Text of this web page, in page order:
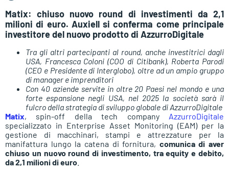
Matix: chiuso nuovo round di investimenti da 2,1
milioni di euro. Auxiell si conferma come principale
investitore del nuovo prodotto di AzzurroDigitale
Tra gli altri partecipanti al round, anche investitrici dagli
USA, Francesca Coloni (COO di Citibank), Roberta Parodi
(CEO e Presidente di Interglobo), oltre ad un ampio gruppo
di manager e imprenditori
Con 40 aziende servite in oltre 20 Paesi nel mondo e una
forte espansione negli USA, nel 2025 la società sarà il
fulcro della strategia di sviluppo globale di AzzurroDigitale
Matix, spin-off della tech company AzzurroDigitale
specializzato in Enterprise Asset Monitoring (EAM) per la
gestione di macchinari, stampi e attrezzature per la
manifattura lungo la catena di fornitura, comunica di aver
chiuso un nuovo round di investimento, tra equity e debito,
da 2,1 milioni di euro